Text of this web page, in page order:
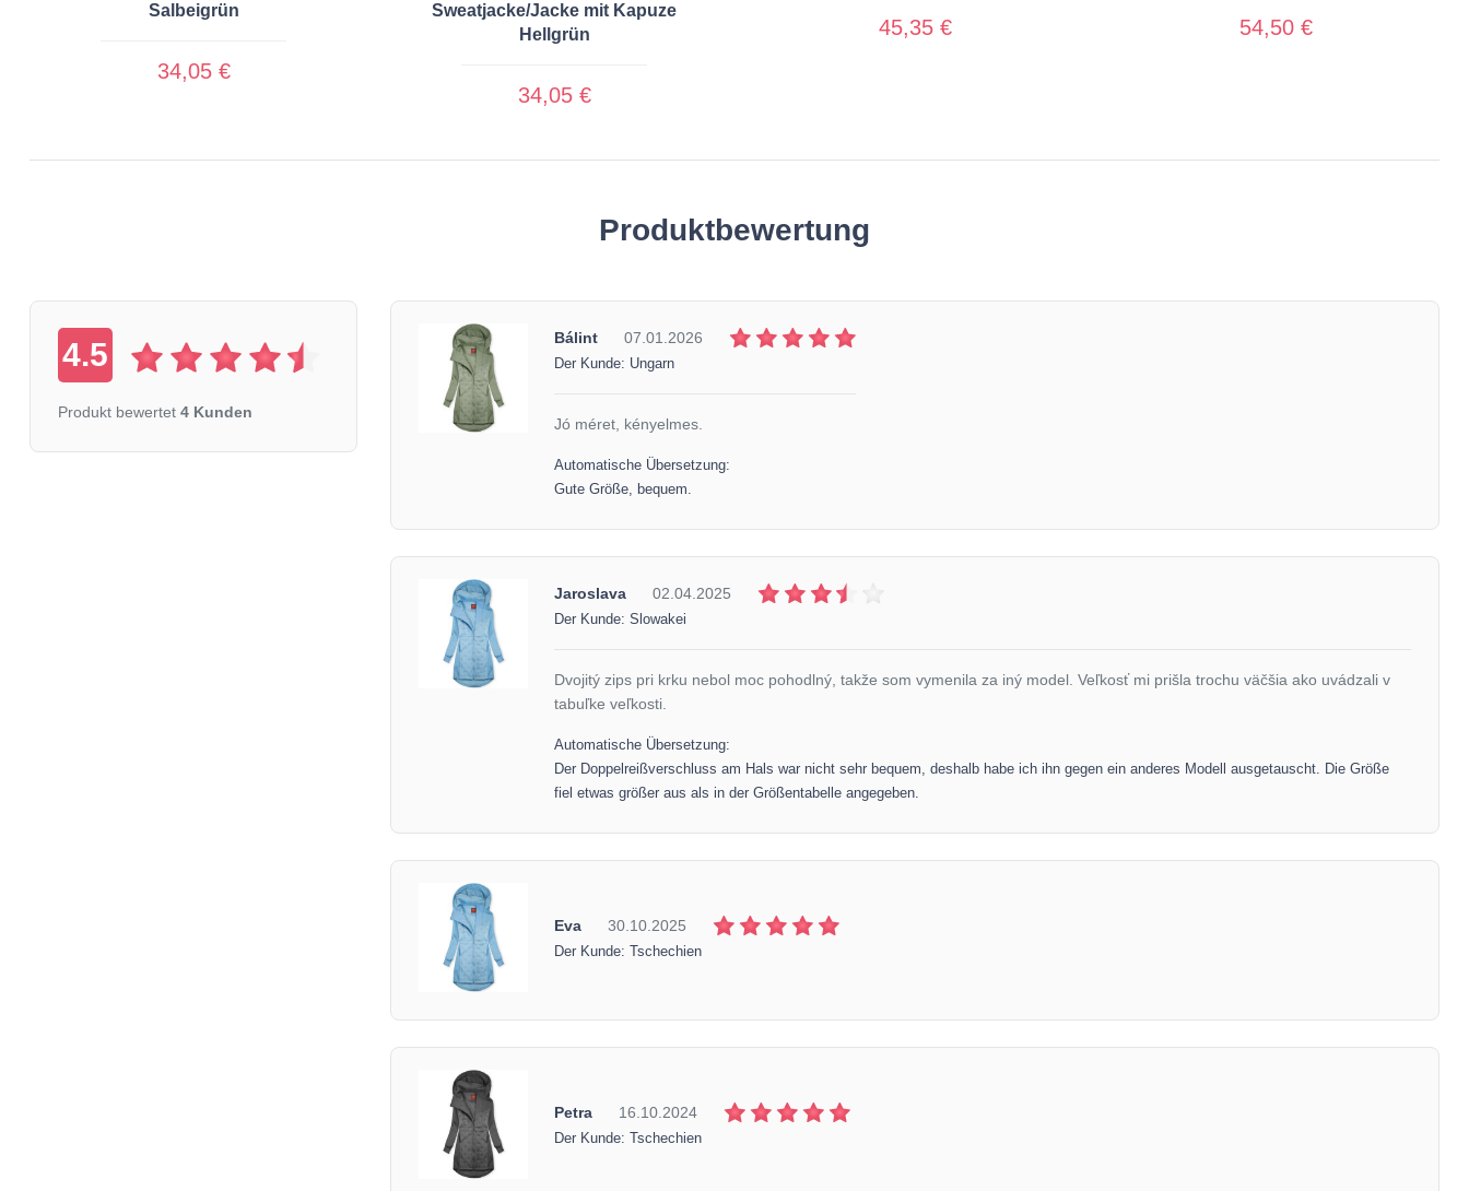
Salbeigrün
34,05 €
Sweatjacke/Jacke mit Kapuze
Hellgrün
34,05 €
45,35 € 54,50 €
Produktbewertung
4.5
Produkt bewertet 4 Kunden
Bálint 07.01.2026
Der Kunde: Ungarn
Jó méret, kényelmes.
Automatische Übersetzung:
Gute Größe, bequem.
Jaroslava 02.04.2025
Der Kunde: Slowakei
Dvojitý zips pri krku nebol moc pohodlný, takže som vymenila za iný model. Veľkosť mi prišla trochu väčšia ako uvádzali v
tabuľke veľkosti.
Automatische Übersetzung:
Der Doppelreißverschluss am Hals war nicht sehr bequem, deshalb habe ich ihn gegen ein anderes Modell ausgetauscht. Die Größe
fiel etwas größer aus als in der Größentabelle angegeben.
Eva 30.10.2025
Der Kunde: Tschechien
Petra 16.10.2024
Der Kunde: Tschechien